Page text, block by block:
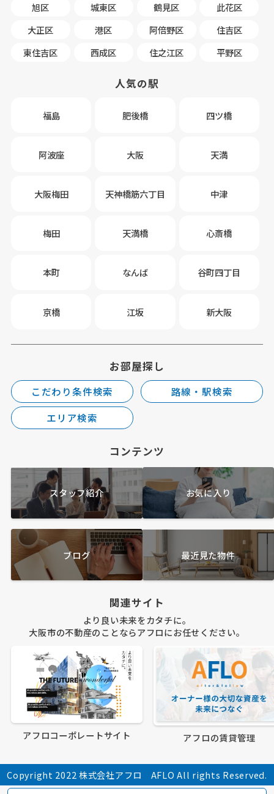
旭区
城東区 鶴見区
此花区
大正区
港区 阿倍野区
住吉区
東住吉区
西成区 住之江区 平野区
人気の駅
福島 肥後橋 四ツ橋
阿波座 大阪 天満
大阪梅田 天神橋筋六丁目 中津
梅田 天満橋 心斎橋
本町 なんば 谷町四丁目
京橋 江坂 新大阪
お部屋探し
こだわり条件検索
路線・駅検索
エリア検索
コンテンツ
スタッフ紹介 お気に入り
ブログ 最近見た物件
関連サイト
より良い未来をカタチに。
大阪市の不動産のことならアフロにお任せください。
アフロコーポレートサイト アフロの賃貸管理
Copyright 2022 株式会社アフロ AFLO All rights Reserved.